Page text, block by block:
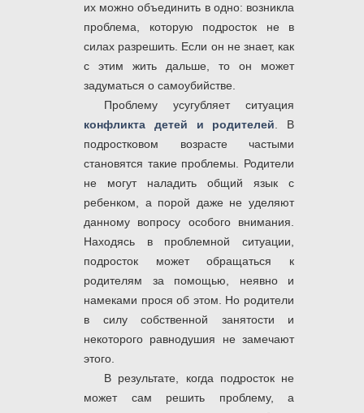
их можно объединить в одно: возникла
проблема, которую подросток не в
силах разрешить. Если он не знает, как
с этим жить дальше, то он может
задуматься о самоубийстве.
Проблему усугубляет ситуация
конфликта детей и родителей . В
подростковом возрасте частыми
становятся такие проблемы. Родители
не могут наладить общий язык с
ребенком, а порой даже не уделяют
данному вопросу особого внимания.
Находясь в проблемной ситуации,
подросток может обращаться к
родителям за помощью, неявно и
намеками прося об этом. Но родители
в силу собственной занятости и
некоторого равнодушия не замечают
этого.
В результате, когда подросток не
может сам решить проблему, а